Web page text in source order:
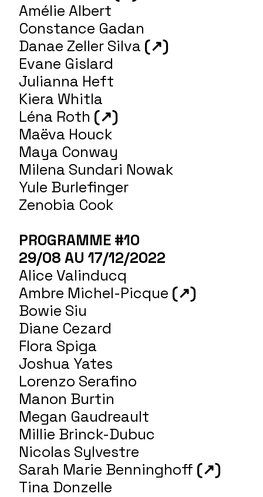
Amélie Albert
Constance Gadan
Danae Zeller Silva (↗)
Evane Gislard
Julianna Heft
Kiera Whitla
Léna Roth (↗)
Maëva Houck
Maya Conway
Milena Sundari Nowak
Yule Burlefinger
Zenobia Cook
PROGRAMME #10
29/08 AU 17/12/2022
Alice Valinducq
Ambre Michel-Picque (↗)
Bowie Siu
Diane Cezard
Flora Spiga
Joshua Yates
Lorenzo Serafino
Manon Burtin
Megan Gaudreault
Millie Brinck-Dubuc
Nicolas Sylvestre
Sarah Marie Benninghoff (↗)
Tina Donzelle